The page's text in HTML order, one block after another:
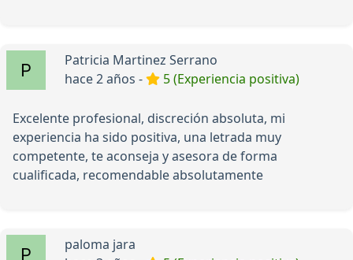
Patricia Martinez Serrano
hace 2 años -
5 (Experiencia positiva)
Excelente profesional, discreción absoluta, mi
experiencia ha sido positiva, una letrada muy
competente, te aconseja y asesora de forma
cualificada, recomendable absolutamente
paloma jara